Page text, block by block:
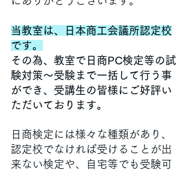
当教室は、日本商工会議所認定校
です。
その為、教室で日商PC検定等の試
験対策～受験まで一括して行う事
ができ、受講生の皆様にご好評い
ただいております。
日商検定には様々な種類があり、
認定校でなければ受けることが出
来ない検定や、自宅等でも受験可